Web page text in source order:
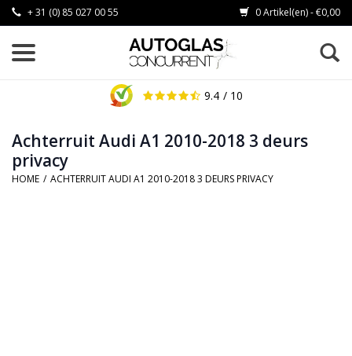
+ 31 (0) 85 027 00 55 0 Artikel(en) - €0,00
9.4 / 10
Achterruit Audi A1 2010-2018 3 deurs
privacy
HOME / ACHTERRUIT AUDI A1 2010-2018 3 DEURS PRIVACY